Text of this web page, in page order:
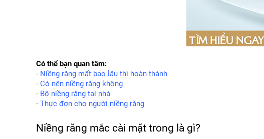
Có thể bạn quan tâm:
- Niềng răng mất bao lâu thì hoàn thành
- Có nên niềng răng không
- Bộ niềng răng tại nhà
- Thực đơn cho người niềng răng
Niềng răng mắc cài mặt trong là gì?